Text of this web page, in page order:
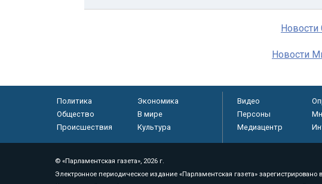
Новости
Политика
Экономика
Общество
В мире
Происшествия
Культура
Видео
Персоны
Медиацентр
© «Парламентская газета», 2026 г.
Электронное периодическое издание «Парламентская газета» зарегистрировано в